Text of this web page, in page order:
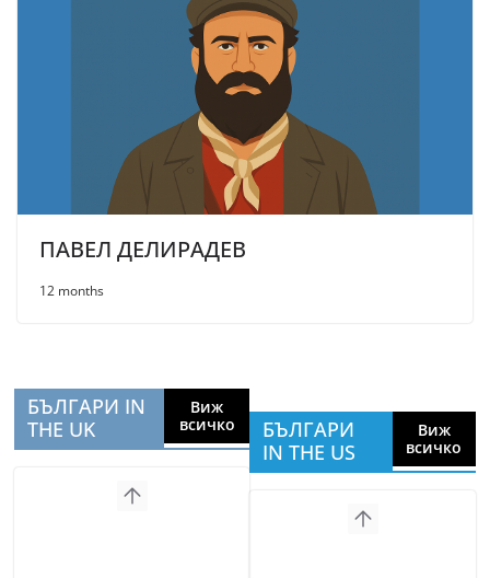
ПАВЕЛ ДЕЛИРАДЕВ
12 months
БЪЛГАРИ IN
THE UK
Виж
всичко
БЪЛГАРИ
IN THE US
Виж
всичко